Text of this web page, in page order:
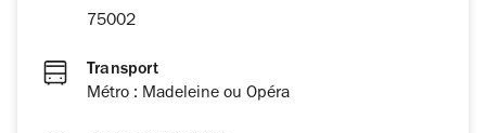
75002
Transport
Métro : Madeleine ou Opéra